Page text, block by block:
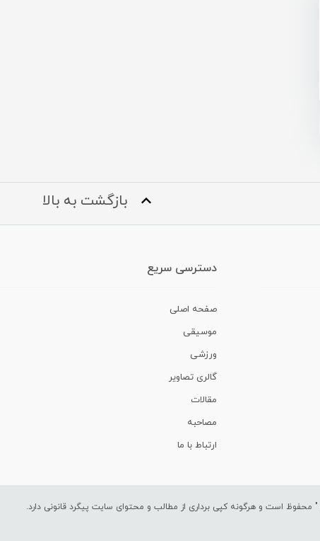
بازگشت به بالا
دسترسی سریع
صفحه اصلی
موسیقی
ورزشی
گالری تصاویر
مقالات
مصاحبه
ارتباط با ما
" محفوظ است و هرگونه کپی برداری از مطالب و محتوای سایت پیگرد قانونی دارد.